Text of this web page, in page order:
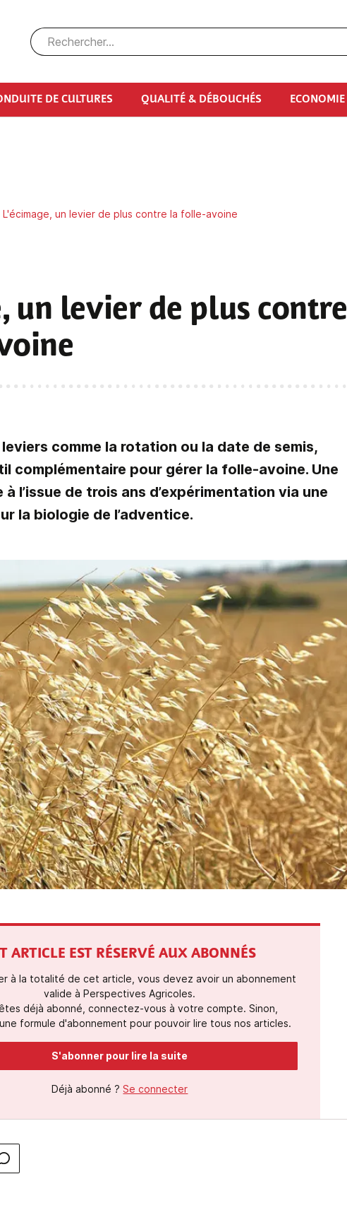
DE CULTURES QUALITÉ & DÉBOUCHÉS ECONOMIE
L'écimage, un levier de plus contre la folle-avoine
un levier de plus contre
leviers comme la rotation ou la date de semis,
complémentaire pour gérer la folle-avoine. Une
l’issue de trois ans d’expérimentation via une
la biologie de l’adventice.
ARTICLE EST RÉSERVÉ AUX ABONNÉS
à la totalité de cet article, vous devez avoir un abonnement
valide à Perspectives Agricoles.
déjà abonné, connectez-vous à votre compte. Sinon,
formule d'abonnement pour pouvoir lire tous nos articles.
S'abonner pour lire la suite
Déjà abonné ? Se connecter